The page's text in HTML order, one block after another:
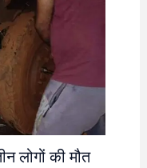
लोगों की मौत